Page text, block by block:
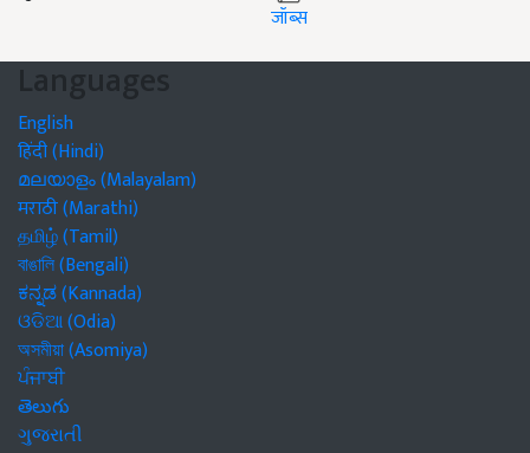
जॉब्स
Languages
English
हिंदी (Hindi)
മലയാളം (Malayalam)
मराठी (Marathi)
தமிழ் (Tamil)
বাঙালি (Bengali)
ಕನ್ನಡ (Kannada)
ଓଡିଆ (Odia)
অসমীয়া (Asomiya)
ਪੰਜਾਬੀ
తెలుగు
ગુજરાતી